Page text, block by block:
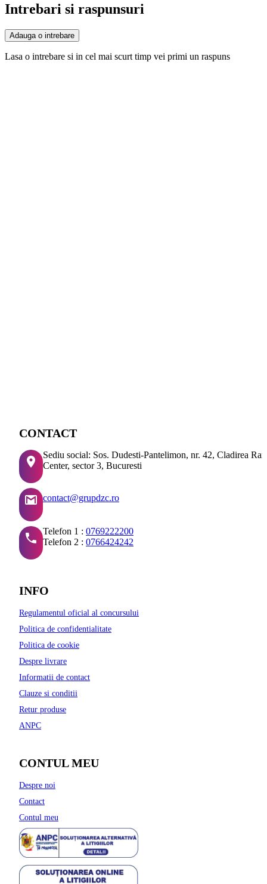
Intrebari si raspunsuri
Adauga o intrebare
Lasa o intrebare si in cel mai scurt timp vei primi un raspuns
CONTACT
Sediu social: Sos. Dudesti-Pantelimon, nr. 42, Cladirea
Center, sector 3, Bucuresti
contact@grupdzc.ro
Telefon 1 : 0769222200
Telefon 2 : 0766424242
INFO
Regulamentul oficial al concursului
Politica de confidentialitate
Politica de cookie
Despre livrare
Informatii de contact
Clauze si conditii
Retur produse
ANPC
CONTUL MEU
Despre noi
Contact
Contul meu